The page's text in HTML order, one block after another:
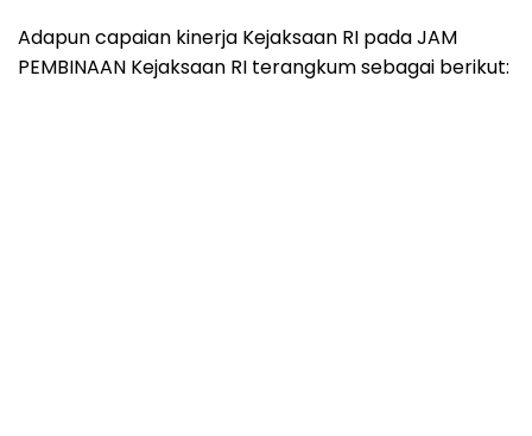
Adapun capaian kinerja Kejaksaan RI pada JAM
PEMBINAAN Kejaksaan RI terangkum sebagai berikut: